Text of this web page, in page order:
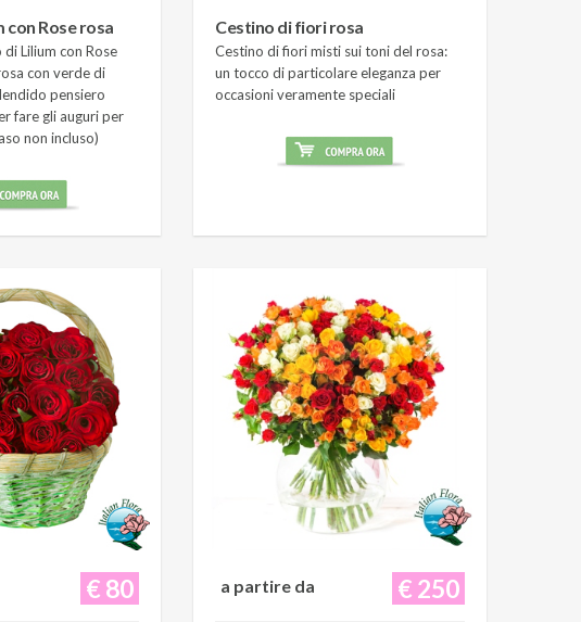
con Rose rosa
Lilium con Rose
con verde di
pensiero
fare gli auguri per
non incluso)
Cestino di fiori rosa
Cestino di fiori misti sui toni del rosa:
un tocco di particolare eleganza per
occasioni veramente speciali
€ 80 € 250
a partire da